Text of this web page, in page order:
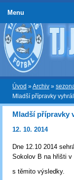
Úvod »Archiv »
Mladší přípravky
Mladší přípravky
12. 10. 2014
Dne 12.10 2014
Sokolov B na hřišti v
s těmito výsledky.
Menu